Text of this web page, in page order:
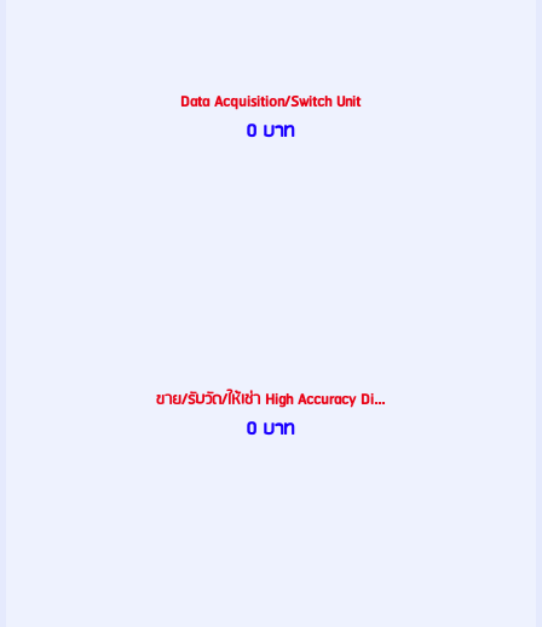
Data Acquisition/Switch Unit
0 บาท
ขาย/รับวัด/ให้เช่า High Accuracy Di...
0 บาท